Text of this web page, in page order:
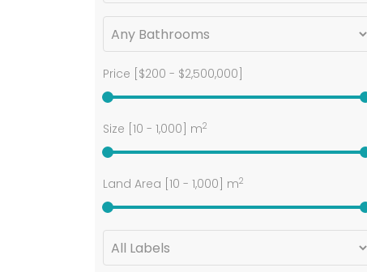
Price [ $200 - $2,500,000
Size [ 10 - 1,000 ] m2
Land Area [ 10 - 1,000 ] m2